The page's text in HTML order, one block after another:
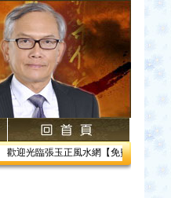
歡迎光臨張玉正風水網【免費網路線上